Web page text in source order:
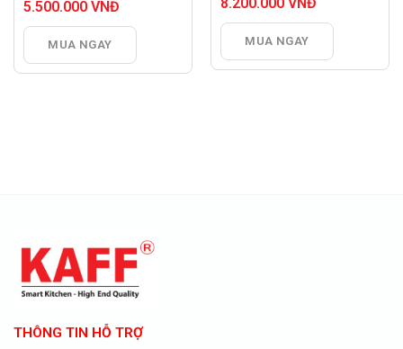
Giá
là:
7.480.000 VNĐ.
5.500.000 VNĐ
hiện
là:
5.500.000 VNĐ.
MUA NGAY
là:
13.200.000 VNĐ.
hiện
là:
8.200.000 VNĐ.
MUA NGAY
THÔNG TIN HỖ TRỢ